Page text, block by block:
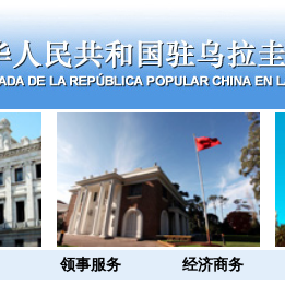
领事服务 经济商务